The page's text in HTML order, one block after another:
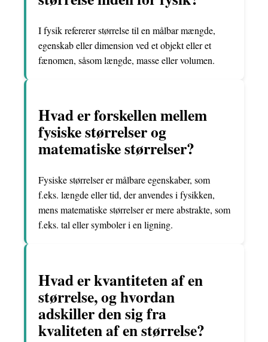
I fysik refererer størrelse til en målbar mængde,
egenskab eller dimension ved et objekt eller et
fænomen, såsom længde, masse eller volumen.
Hvad er forskellen mellem
fysiske størrelser og
matematiske størrelser?
Fysiske størrelser er målbare egenskaber, som
f.eks. længde eller tid, der anvendes i fysikken,
mens matematiske størrelser er mere abstrakte, som
f.eks. tal eller symboler i en ligning.
Hvad er kvantiteten af ​​en
størrelse, og hvordan
adskiller den sig fra
kvaliteten af ​​en størrelse?